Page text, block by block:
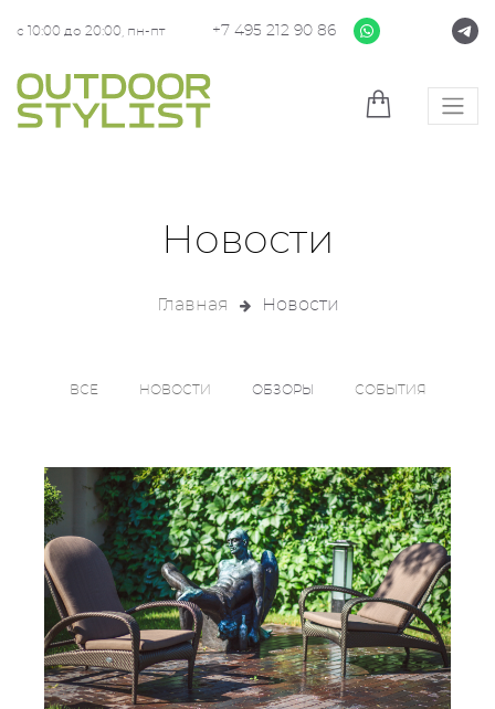
с 10:00 до 20:00, пн-пт +7 495 212 90 86
Новости
Главная Новости
ВСЕ НОВОСТИ ОБЗОРЫ СОБЫТИЯ